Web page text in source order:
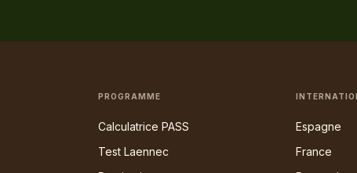
PROGRAMME
Calculatrice PASS
Test Laennec
Espagne
France